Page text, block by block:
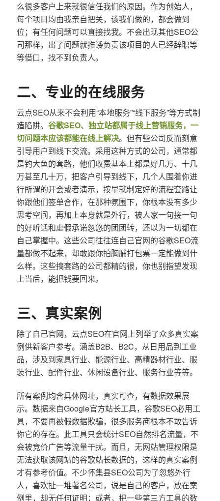
么很多客户上来就很信任我们的原因。作为创始人，
每个项目均由我亲自把关，该我们做的，都会做到
位；有任何问题可以直接找我。不会出现其他SEO公
司那样，出了问题就推诿负责该项目的人已经辞职等
等借口，找不到负责人。
二、专业的在线服务
云点SEO从来不会利用“本地服务”“线下服务”等方式制
造陷阱。 谷歌SEO、独立站都属于线上营销服务，一
切问题本应该都能在线上解决。但有些公司反而刻意
引导用户到线下交流。采用这种方式的公司，通常都
是钓大鱼的套路，他们收费基本上都是好几万、十几
万甚至几十万，把客户引导到线下，几个人围着你进
行所谓的开会或者演示，按早就制定好的流程套路让
你跟他们签单合作，在那种氛围下，你根本没有多少
思考空间，再加上本身就是外行，被人家一句接一句
的好听话和虚假承诺忽悠的团团转，还以为一切都在
自己掌握中。这些公司往往连自己官网的谷歌SEO流
量都做不起来，却敢跟你拍胸脯打包票一定能做到什
么样。这些搞套路的公司都精的很，你也别指望发现
上当后，能把钱要回来。
三、真实案例
除了自己官网，云点SEO在官网上列举了众多真实案
例供新客户参考。涵盖B2B、B2C，从日用品到工业
品，涉及到家具行业、能源行业、高精器材行业、服
装行业、配件行业、休闲设备行业、服务行业等等。
所有案例均含具体网址，真实可查，有数据效果展
示。数据来自Google官方站长工具，谷歌SEO必用工
具，不要再被假数据欺骗，很多服务商根本不敢告诉
你它的存在。此工具只会统计SEO自然排名流量，不
会被竞价广告等流量干扰。而且，无网站管理权限是
无法获取该网站的谷歌站长数据的，这样的真实案例
才有参考价值。不少怀集县SEO公司为了忽悠外行
人，喜欢扯一堆著名公司，说是自己的客户，放在案
例里，却无任何证明；或者，把一些第三方工具的数